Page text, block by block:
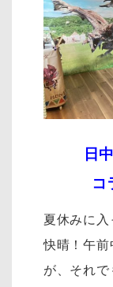
日
コ
夏休みに入
快晴！午前
が、それ